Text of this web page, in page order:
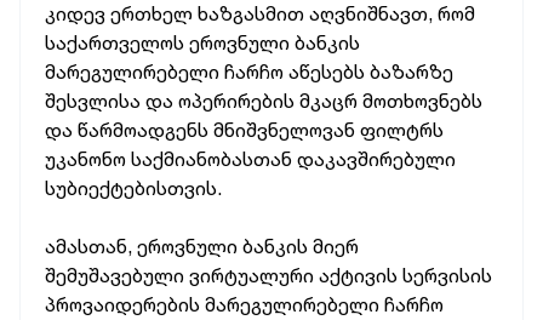
კიდევ ერთხელ ხაზგასმით აღვნიშნავთ, რომ
საქართველოს ეროვნული ბანკის
მარეგულირებელი ჩარჩო აწესებს ბაზარზე
შესვლისა და ოპერირების მკაცრ მოთხოვნებს
და წარმოადგენს მნიშვნელოვან ფილტრს
უკანონო საქმიანობასთან დაკავშირებული
სუბიექტებისთვის.
ამასთან, ეროვნული ბანკის მიერ
შემუშავებული ვირტუალური აქტივის სერვისის
პროვაიდერების მარეგულირებელი ჩარჩო